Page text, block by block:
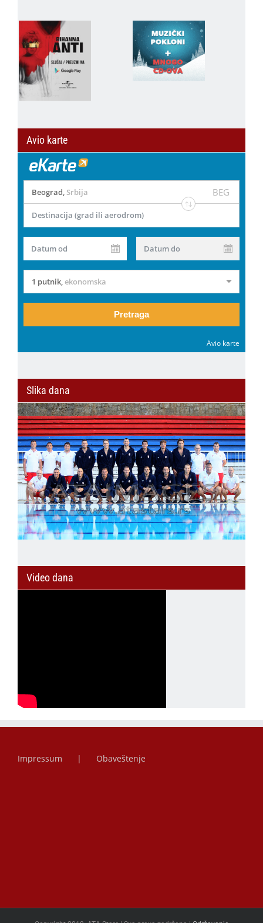
Avio karte
Beograd, Srbija BEG
Destinacija (grad ili aerodrom)
Datum od Datum do
1 putnik,ekonomska
Pretraga
Avio karte
Slika dana
Video dana
Impressum Obaveštenje